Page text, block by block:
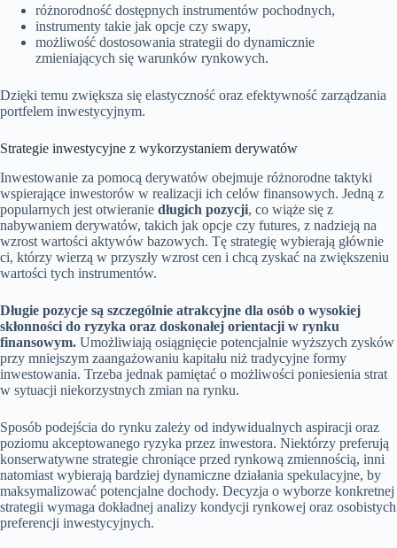
różnorodność dostępnych instrumentów pochodnych,
instrumenty takie jak opcje czy swapy,
możliwość dostosowania strategii do dynamicznie
zmieniających się warunków rynkowych.
Dzięki temu zwiększa się elastyczność oraz efektywność zarządzania
portfelem inwestycyjnym.
Strategie inwestycyjne z wykorzystaniem derywatów
Inwestowanie za pomocą derywatów obejmuje różnorodne taktyki
wspierające inwestorów w realizacji ich celów finansowych. Jedną z
popularnych jest otwieranie długich pozycji, co wiąże się z
nabywaniem derywatów, takich jak opcje czy futures, z nadzieją na
wzrost wartości aktywów bazowych. Tę strategię wybierają głównie
ci, którzy wierzą w przyszły wzrost cen i chcą zyskać na zwiększeniu
wartości tych instrumentów.
Długie pozycje są szczególnie atrakcyjne dla osób o wysokiej
skłonności do ryzyka oraz doskonałej orientacji w rynku
finansowym. Umożliwiają osiągnięcie potencjalnie wyższych zysków
przy mniejszym zaangażowaniu kapitału niż tradycyjne formy
inwestowania. Trzeba jednak pamiętać o możliwości poniesienia strat
w sytuacji niekorzystnych zmian na rynku.
Sposób podejścia do rynku zależy od indywidualnych aspiracji oraz
poziomu akceptowanego ryzyka przez inwestora. Niektórzy preferują
konserwatywne strategie chroniące przed rynkową zmiennością, inni
natomiast wybierają bardziej dynamiczne działania spekulacyjne, by
maksymalizować potencjalne dochody. Decyzja o wyborze konkretnej
strategii wymaga dokładnej analizy kondycji rynkowej oraz osobistych
preferencji inwestycyjnych.